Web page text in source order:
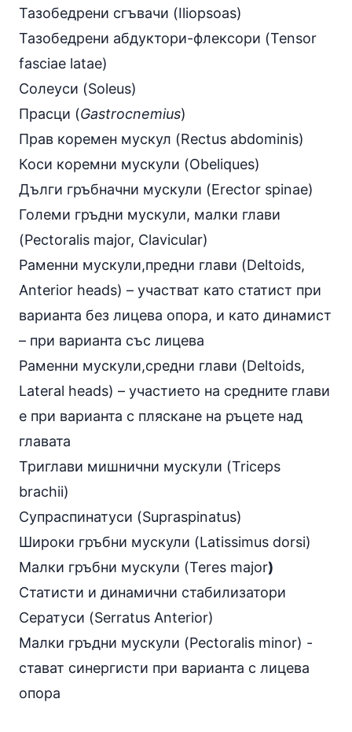
Тазобедрени сгъвачи (Iliopsoas)
Тазобедрени абдуктори-флексори (Tensor
fasciae latae)
Солеуси (Soleus)
Прасци (Gastrocnemius)
Прав коремен мускул (Rectus abdominis)
Коси коремни мускули (Obeliques)
Дълги гръбначни мускули (Erector spinae)
Големи гръдни мускули, малки глави
(Pectoralis major, Clavicular)
Раменни мускули,предни глави (Deltoids,
Anterior heads) – участват като статист при
варианта без лицева опора, и като динамист
– при варианта със лицева
Раменни мускули,средни глави (Deltoids,
Lateral heads) – участието на средните глави
е при варианта с пляскане на ръцете над
главата
Триглави мишнични мускули (Triceps
brachii)
Супраспинатуси (Supraspinatus)
Широки гръбни мускули (Latissimus dorsi)
Малки гръбни мускули (Teres major)
Статисти и динамични стабилизатори
Сератуси (Serratus Anterior)
Малки гръдни мускули (Pectoralis minor) -
стават синергисти при варианта с лицева
опора